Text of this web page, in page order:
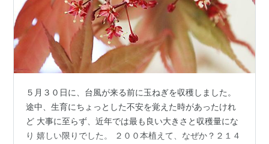
５月３０日に、台風が来る前に玉ねぎを収穫しました。
途中、生育にちょっとした不安を覚えた時があったけれ
ど 大事に至らず、近年では最も良い大きさと収穫量にな
り 嬉しい限りでした。 ２００本植えて、なぜか？２１４